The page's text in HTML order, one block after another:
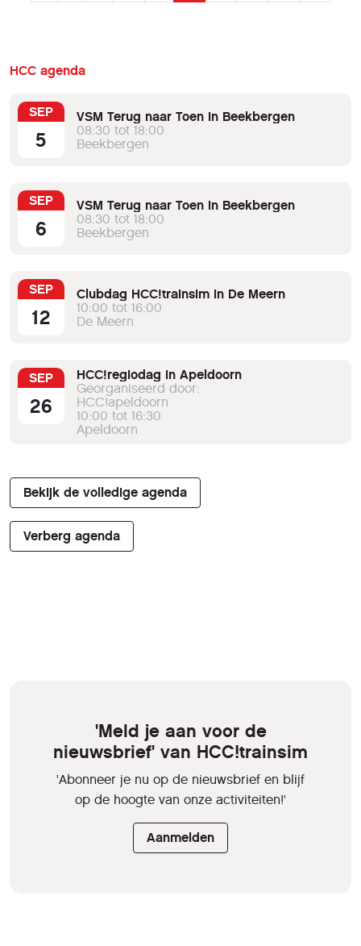
HCC agenda
SEP
5
VSM Terug naar Toen in Beekbergen
08:30 tot 18:00
Beekbergen
SEP
6
VSM Terug naar Toen in Beekbergen
08:30 tot 18:00
Beekbergen
SEP
12
Clubdag HCC!trainsim in De Meern
10:00 tot 16:00
De Meern
SEP
26
HCC!regiodag in Apeldoorn
Georganiseerd door:
HCC!apeldoorn
10:00 tot 16:30
Apeldoorn
Bekijk de volledige agenda
Verberg agenda
'Meld je aan voor de
nieuwsbrief' van HCC!trainsim
'Abonneer je nu op de nieuwsbrief en blijf
op de hoogte van onze activiteiten!'
Aanmelden